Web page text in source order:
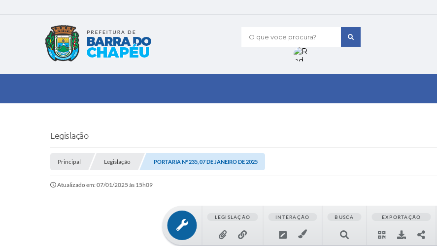
O que voce procura?
Legislação
Principal Legislação PORTARIA Nº 235, 07 DE JANEIRO DE 2025
Atualizado em: 07/01/2025 às 15h09
LEGISLAÇÃO INTERAÇÃO BUSCA EXPORTAÇÃO